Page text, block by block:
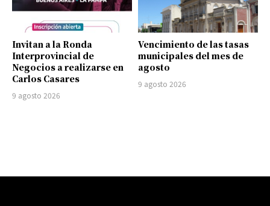
Invitan a la Ronda
Interprovincial de
Negocios a realizarse en
Carlos Casares
9 agosto 2026
Vencimiento de las tasas
municipales del mes de
agosto
9 agosto 2026